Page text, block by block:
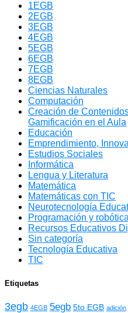
1EGB
2EGB
3EGB
4EGB
5EGB
6EGB
7EGB
8EGB
Ciencias Naturales
Computación
Creación de
Gamificación en el Aula
Educación
Emprendimiento,
Estudios Sociales
Informática
Lengua y Literatura
Matemática
Matemáticas con TIC
Neurotecnología
Programación y
Recursos Educativos
Sin categoría
Tecnología Educativa
TIC
Etiquetas
3egb 4EGB 5egb 5to EGB adición